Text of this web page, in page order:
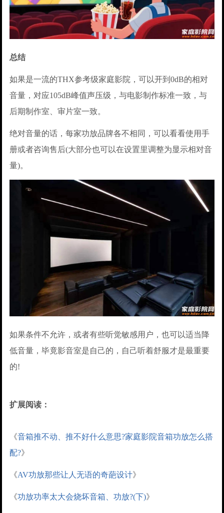
总结
如果是一流的THX参考级家庭影院，可以开到0dB的相对
音量，对应105dB峰值声压级，与电影制作标准一致，与
后期制作室、审片室一致。
绝对音量的话，每家功放品牌各不相同，可以看看使用手
册或者咨询售后(大部分也可以在设置里调整为显示相对音
量)。
如果条件不允许，或者有些听觉敏感用户，也可以适当降
低音量，毕竟影音室是自己的，自己听着舒服才是最重要
的!
扩展阅读：
《音箱推不动、推不好什么意思?家庭影院音箱功放怎么搭
配?》
《AV功放那些让人无语的奇葩设计》
《功放功率太大会烧坏音箱、功放?(下)》